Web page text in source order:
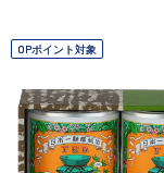
OPポイント対象